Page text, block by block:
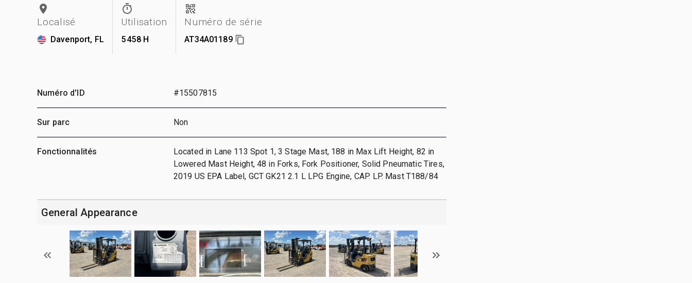
Localisé
Davenport, FL
Utilisation
5 458 H
Numéro de série
AT34A01189
Numéro d'ID #15507815
Sur parc Non
Fonctionnalités
Located in Lane 113 Spot 1, 3 Stage Mast, 188 in Max Lift Height, 82 in
Lowered Mast Height, 48 in Forks, Fork Positioner, Solid Pneumatic Tires,
2019 US EPA Label, GCT GK21 2.1 L LPG Engine, CAP. LP. Mast T188/84
General Appearance